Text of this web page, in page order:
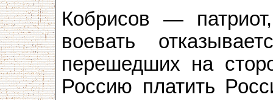
Кобрисов —
воевать
перешедших на
Россию платить